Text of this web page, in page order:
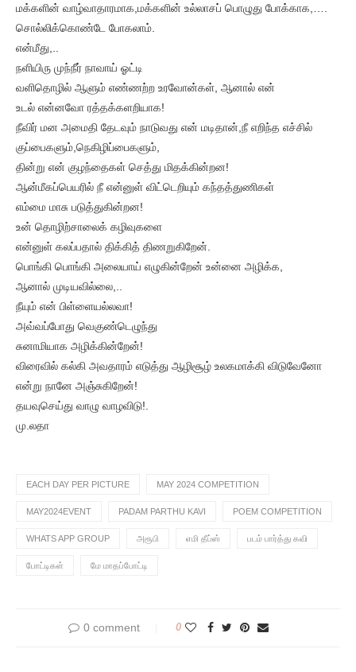
மக்களின் வாழ்வாதாரமாக,மக்களின் உல்லாசப் பொழுது போக்காக,….
சொல்லிக்கொண்டே போகலாம்.
என்மீது,..
நளியிரு முந்நீர் நாவாய் ஓட்டி
வளிதொழில் ஆளும் எண்ணற்ற உரவோன்கள், ஆனால் என்
உடல் என்னவோ ரத்தக்களறியாக!
நீவிர் மன அமைதி தேடவும் நாடுவது என் மடிதான்,நீ எறிந்த எச்சில்
குப்பைகளும்,நெகிழிப்பைகளும்,
தின்று என் குழந்தைகள் செத்து மிதக்கின்றன!
ஆன்மீகப்பெயரில் நீ என்னுள் விட்டெறியும் கந்தத்துணிகள்
எம்மை மாசு படுத்துகின்றன!
உன் தொழிற்சாலைக் கழிவுகளை
என்னுள் கலப்பதால் திக்கித் திணறுகிறேன்.
பொங்கி பொங்கி அலையாய் எழுகின்றேன் உன்னை அழிக்க,
ஆனால் முடியவில்லை,..
நீயும் என் பிள்ளையல்லவா!
அவ்வப்போது வெகுண்டெழுந்து
சுனாமியாக அழிக்கின்றேன்!
விரைவில் கல்கி அவதாரம் எடுத்து ஆழிசூழ் உலகமாக்கி விடுவேனோ
என்று நானே அஞ்சுகிறேன்!
தயவுசெய்து வாழு வாழவிடு!.
மு.லதா
EACH DAY PER PICTURE MAY 2024 COMPETITION
MAY2024EVENT PADAM PARTHU KAVI POEM COMPETITION
WHATS APP GROUP அரூபி எமி தீப்ஸ் படம் பார்த்து கவி
போட்டிகள் மே மாதப்போட்டி
0 comment 0